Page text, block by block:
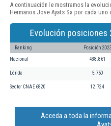
A continuación le mostramos la
Hermanos Jove Ayats Sa por cada
Evolución posiciones
Ranking Posición 2023
Nacional 438.861
Lérida 5.750
Sector CNAE 6820 12.724
Acceda a toda la